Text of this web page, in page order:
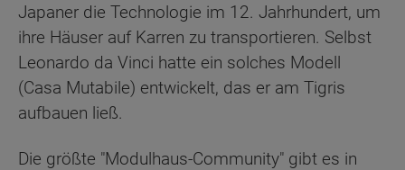
Japaner die Technologie im 12. Jahrhundert, um
ihre Häuser auf Karren zu transportieren. Selbst
Leonardo da Vinci hatte ein solches Modell
(Casa Mutabile) entwickelt, das er am Tigris
aufbauen ließ.
Die größte "Modulhaus-Community" gibt es in